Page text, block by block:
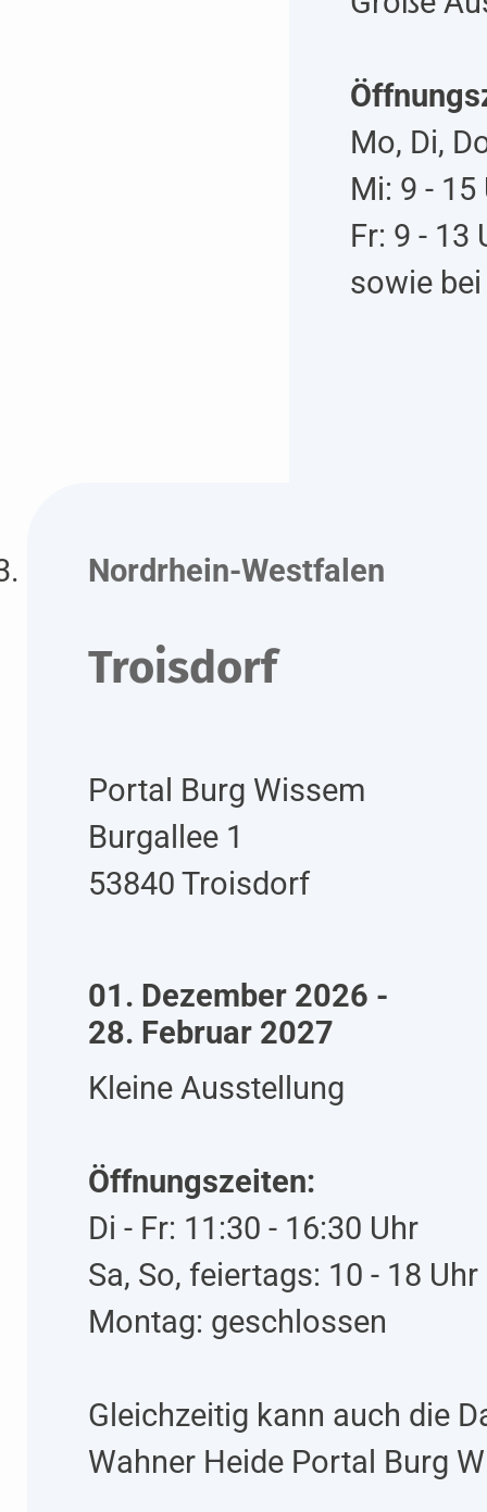
Mo, Di,
Mi: 9 - 15
Fr: 9 - 13
sowie
Nordrhein-Westfalen
Troisdorf
Portal Burg Wissem
Burgallee 1
53840 Troisdorf
01. Dezember 2026 -
28. Februar 2027
Kleine Ausstellung
Öffnungszeiten:
Di - Fr: 11:30 - 16:30 Uhr
Sa, So, feiertags: 10 - 18 Uhr
Montag: geschlossen
Gleichzeitig kann auch die
Wahner Heide Portal Burg